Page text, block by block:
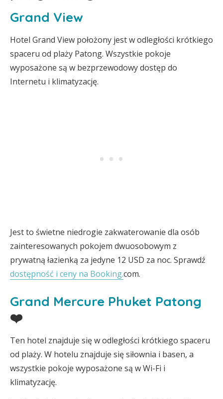
Grand View
Hotel Grand View położony jest w odległości krótkiego
spaceru od plaży Patong. Wszystkie pokoje
wyposażone są w bezprzewodowy dostęp do
Internetu i klimatyzację.
Jest to świetne niedrogie zakwaterowanie dla osób
zainteresowanych pokojem dwuosobowym z
prywatną łazienką za jedyne 12 USD za noc. Sprawdź
dostępność i ceny na Booking.com.
Grand Mercure Phuket Patong
❤️
Ten hotel znajduje się w odległości krótkiego spaceru
od plaży. W hotelu znajduje się siłownia i basen, a
wszystkie pokoje wyposażone są w Wi-Fi i
klimatyzację.